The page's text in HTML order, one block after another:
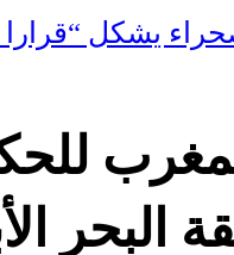
يشكل “قرارا